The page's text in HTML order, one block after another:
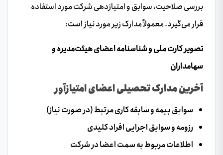
بررسی صلاحیت، سوابق و امتیازدهی شرکت مورد استفاده
قرار می‌گیرد. معمولاً مدارک زیر مورد نیاز است:
تصویر کارت ملی و شناسنامه اعضای هیئت‌مدیره و
سهامداران
آخرین مدارک تحصیلی اعضای امتیازآور
سوابق بیمه و سابقه کاری مرتبط (در صورت نیاز)
رزومه و سوابق اجرایی افراد کلیدی
اطلاعات مربوط به سمت اعضا در شرکت